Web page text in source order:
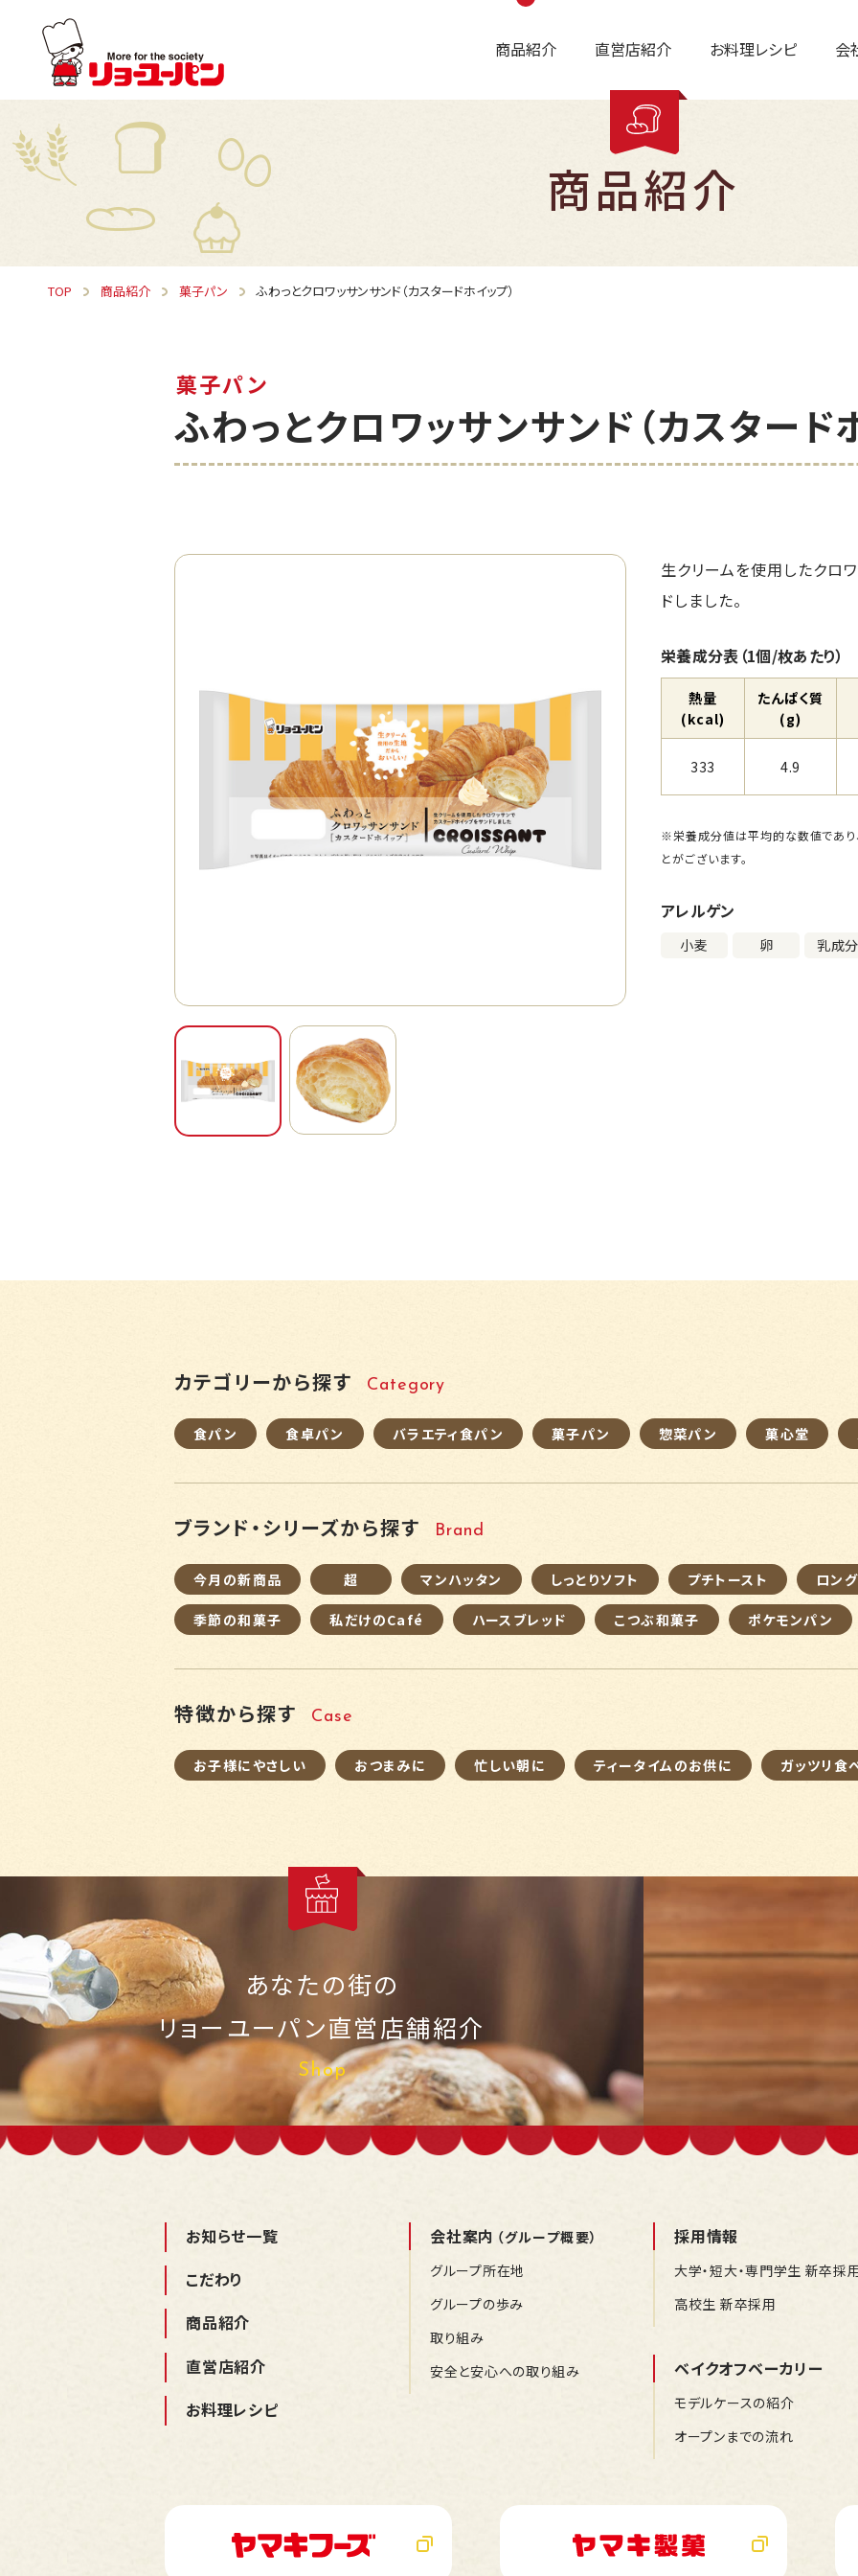
商品紹介 直営店紹介 お料理レシピ 会
商品紹介
TOP 商品紹介 菓子パン ふわっとクロワッサンサンド（カスタードホイップ）
菓子パン
ふわっとクロワッサンサンド（カスタード
生クリームを使用したクロ
ドしました。
栄養成分表（1個/枚あたり）
熱量
(kcal)
たんぱく質
(g)
333 4.9
※栄養成分値は平均的な数値であり
とがございます。
アレルゲン
小麦 卵 乳成
カテゴリーから探す Category
食パン 食卓パン バラエティ食パン 菓子パン 惣菜パン 菓心堂
ブランド・シリーズから探す Brand
今月の新商品 超 マンハッタン しっとりソフト プチトースト ロン
季節の和菓子 私だけのCafé ハースブレッド こつぶ和菓子 ポケモンパン
特徴から探す Case
お子様にやさしい おつまみに 忙しい朝に ティータイムのお供に ガッツリ食
あなたの街の
リョーユーパン直営店舗紹介
Shop
お知らせ一覧
こだわり
商品紹介
直営店紹介
お料理レシピ
会社案内 （グループ概要）
グループ所在地
グループの歩み
取り組み
安全と安心への取り組み
採用情報
大学・短大・専門学生 新卒採
高校生 新卒採用
ベイクオフベーカリー
モデルケースの紹介
オープンまでの流れ